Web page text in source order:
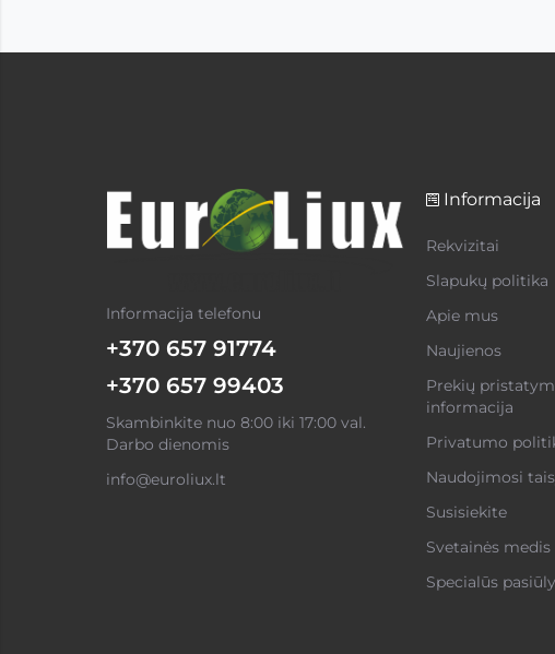
Informacija telefonu
+370 657 91774
+370 657 99403
Skambinkite nuo 8:00 iki 17:00 val.
Darbo dienomis
info@euroliux.lt
Informacija
Rekvizitai
Slapukų politika
Apie mus
Naujienos
Prekių
informacija
Privatumo
Naudojimosi
Susisiekite
Svetainės medis
Specialūs